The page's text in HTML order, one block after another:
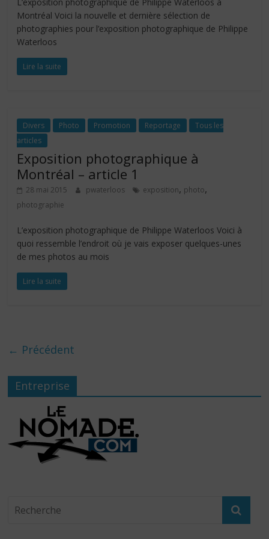
L’exposition photographique de Philippe Waterloos à
Montréal Voici la nouvelle et dernière sélection de
photographies pour l’exposition photographique de Philippe
Waterloos
Lire la suite
Divers Photo Promotion Reportage
Tous les
articles
Exposition photographique à
Montréal – article 1
28 mai 2015 pwaterloos exposition, photo,
photographie
L’exposition photographique de Philippe Waterloos Voici à
quoi ressemble l’endroit où je vais exposer quelques-unes
de mes photos au mois
Lire la suite
← Précédent
Entreprise